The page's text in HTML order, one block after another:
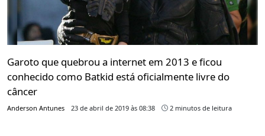
Garoto que quebrou a internet em 2013 e ficou
conhecido como Batkid está oficialmente livre do
câncer
Anderson Antunes 23 de abril de 2019 às 08:38 2 minutos de leitura